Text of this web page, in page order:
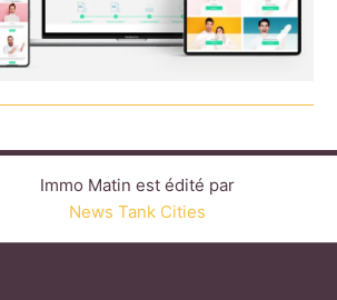
Immo Matin est édité par
News Tank Cities